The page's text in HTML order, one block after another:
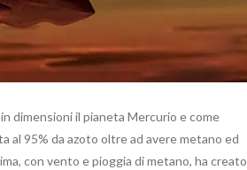
dimensioni il pianeta Mercurio e come
al 95% da azoto oltre ad avere metano ed
con vento e pioggia di metano, ha creato